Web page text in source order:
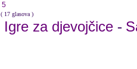
5
( 17 glasova )
Igre za djevojčice -